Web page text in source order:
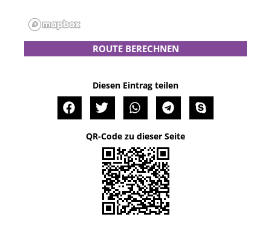
ROUTE BERECHNEN
Diesen Eintrag teilen
QR-Code zu dieser Seite